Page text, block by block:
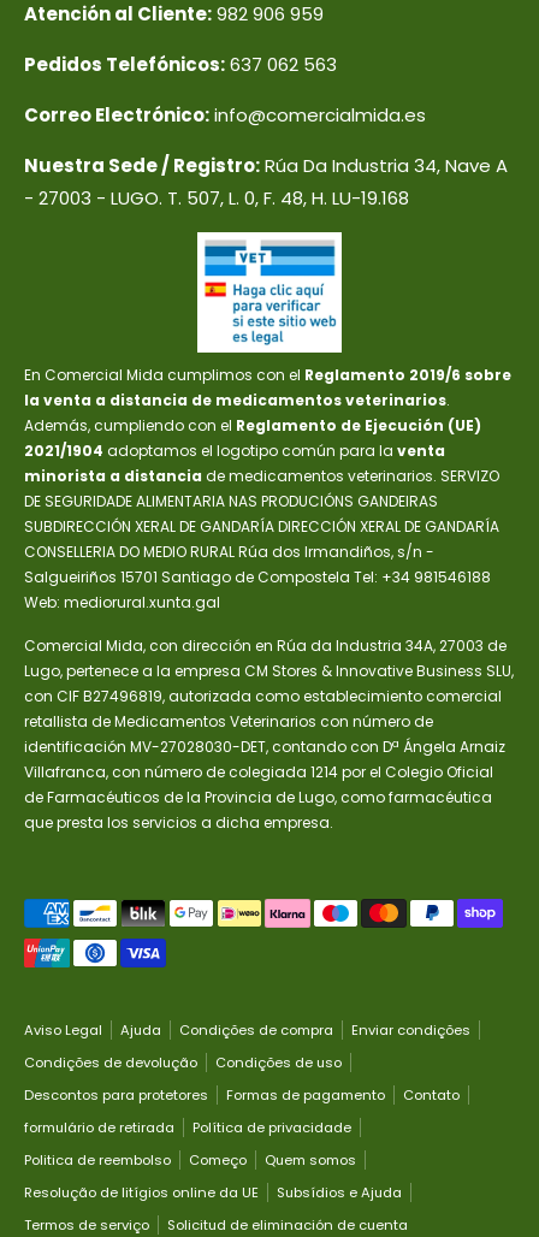
Atención al Cliente:982 906 959
Pedidos Telefónicos:637 062 563
Correo Electrónico:info@comercialmida.es
Nuestra Sede / Registro:Rúa Da Industria 34, Nave A
- 27003 - LUGO. T. 507, L. 0, F. 48, H. LU-19.168
En Comercial Mida cumplimos con el Reglamento 2019/6 sobre
la venta a distancia de medicamentos veterinarios.
Además, cumpliendo con el Reglamento de Ejecución (UE)
2021/1904 adoptamos el logotipo común para la venta
minorista a distancia de medicamentos veterinarios. SERVIZO
DE SEGURIDADE ALIMENTARIA NAS PRODUCIÓNS GANDEIRAS
SUBDIRECCIÓN XERAL DE GANDARÍA DIRECCIÓN XERAL DE GANDARÍA
CONSELLERIA DO MEDIO RURAL Rúa dos Irmandiños, s/n -
Salgueiriños 15701 Santiago de Compostela Tel: +34 981546188
Web: mediorural.xunta.gal
Comercial Mida, con dirección en Rúa da Industria 34A, 27003 de
Lugo, pertenece a la empresa CM Stores & Innovative Business SLU,
con CIF B27496819, autorizada como establecimiento comercial
retallista de Medicamentos Veterinarios con número de
identificación MV-27028030-DET, contando con Dª Ángela Arnaiz
Villafranca, con número de colegiada 1214 por el Colegio Oficial
de Farmacéuticos de la Provincia de Lugo, como farmacéutica
que presta los servicios a dicha empresa.
Aviso Legal Ajuda Condições de compra
Enviar condições
Condições de devolução
Condições de uso
Descontos para protetores
Formas de pagamento
Contato
formulário de retirada
Política de privacidade
Politica de reembolso
Começo
Quem somos
Resolução de litígios online da UE
Subsídios e Ajuda
Termos de serviço
Solicitud de eliminación de cuenta
Métodos
de
pagamento